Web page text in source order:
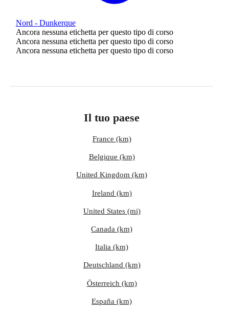
Nord - Dunkerque
Ancora nessuna etichetta per questo tipo di corso
Ancora nessuna etichetta per questo tipo di corso
Ancora nessuna etichetta per questo tipo di corso
Il tuo paese
France (km)
Belgique (km)
United Kingdom (km)
Ireland (km)
United States (mi)
Canada (km)
Italia (km)
Deutschland (km)
Österreich (km)
España (km)